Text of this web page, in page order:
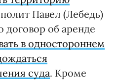
Павел (Лебедь)
договор об аренде
в одностороннем
суда. Кроме